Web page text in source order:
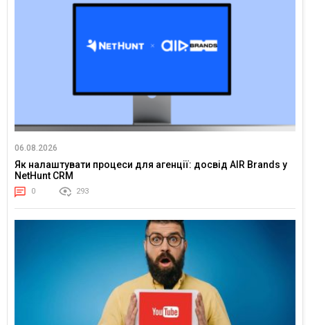
06.08.2026
Як налаштувати процеси для агенції: досвід AIR Brands у
NetHunt CRM
0 293